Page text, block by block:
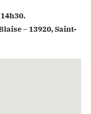
– 13920, Saint-